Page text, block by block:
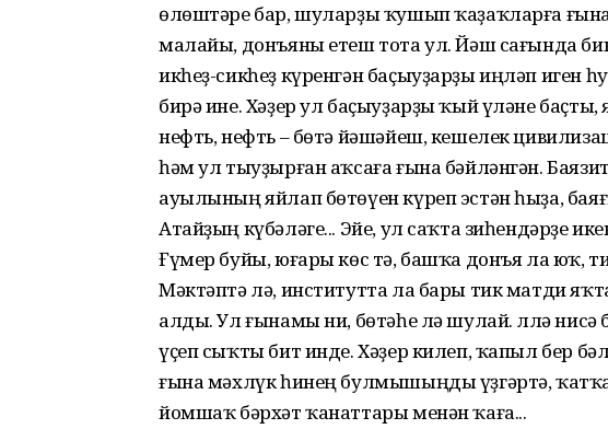
өлөштәре бар, шуларҙы ҡушып ҡаҙаҡларға
малайы, донъяны етеш тота ул. Йәш сағында
икһеҙ-сикһеҙ күренгән баҫыуҙарҙы иңләп иген
бирә ине. Хәҙер ул баҫыуҙарҙы ҡый үләне
нефть, нефть – бөтә йәшәйеш, кешелек
һәм ул тыуҙырған аҡсаға ғына бәйләнгән.
ауылының яйлап бөтөүен күреп эстән һыҙа,
Атайҙың күбәләге... Эйе, ул саҡта зиһендәрҙе
Ғүмер буйы, юғары көс тә, башҡа донъя ла юҡ,
Мәктәптә лә, институтта ла бары тик матди
алды. Ул ғынамы ни, бөтәһе лә шулай. Әллә
үҫеп сыҡты бит инде. Хәҙер килеп, ҡапыл бер
ғына мәхлүк һинең булмышыңды үҙгәртә,
йомшаҡ бәрхәт ҡанаттары менән ҡаға...